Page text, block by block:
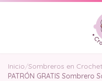
Inicio/Sombreros en Crochet
PATRÓN GRATIS Sombrero